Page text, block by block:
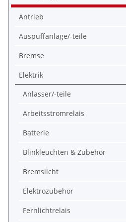
Antrieb
Auspuffanlage/-teile
Bremse
Elektrik
Anlasser/-teile
Arbeitsstromrelais
Batterie
Blinkleuchten & Zubehör
Bremslicht
Elektrozubehör
Fernlichtrelais